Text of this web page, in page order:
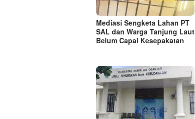
Mediasi Sengketa Lahan PT
SAL dan Warga Tanjung Laut
Belum Capai Kesepakatan